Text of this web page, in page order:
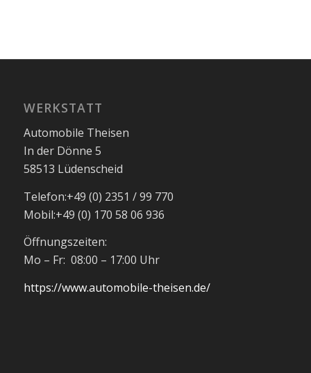
WERKSTATT
Automobile Theisen
In der Dönne 5
58513 Lüdenscheid
Telefon:+49 (0) 2351 / 99 770
Mobil:+49 (0) 170 58 06 936
Öffnungszeiten:
Mo – Fr: 08:00 – 17:00 Uhr
https://www.automobile-theisen.de/